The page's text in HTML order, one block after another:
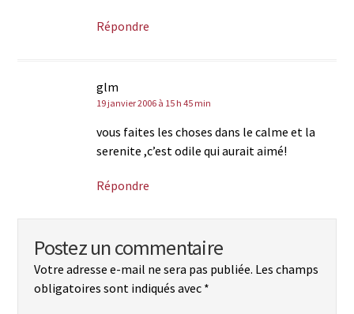
Répondre
glm
19 janvier 2006 à 15 h 45 min
vous faites les choses dans le calme et la
serenite ,c’est odile qui aurait aimé!
Répondre
Postez un commentaire
Votre adresse e-mail ne sera pas publiée. Les champs
obligatoires sont indiqués avec *